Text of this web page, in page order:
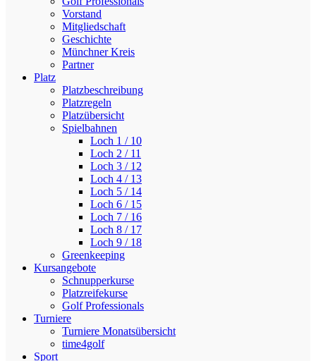
Vorstand
Mitgliedschaft
Geschichte
Münchner Kreis
Partner
Platz
Platzbeschreibung
Platzregeln
Platzübersicht
Spielbahnen
Loch 1 / 10
Loch 2 / 11
Loch 3 / 12
Loch 4 / 13
Loch 5 / 14
Loch 6 / 15
Loch 7 / 16
Loch 8 / 17
Loch 9 / 18
Greenkeeping
Kursangebote
Schnupperkurse
Platzreifekurse
Golf Professionals
Turniere
Turniere Monatsübersicht
time4golf
Sport